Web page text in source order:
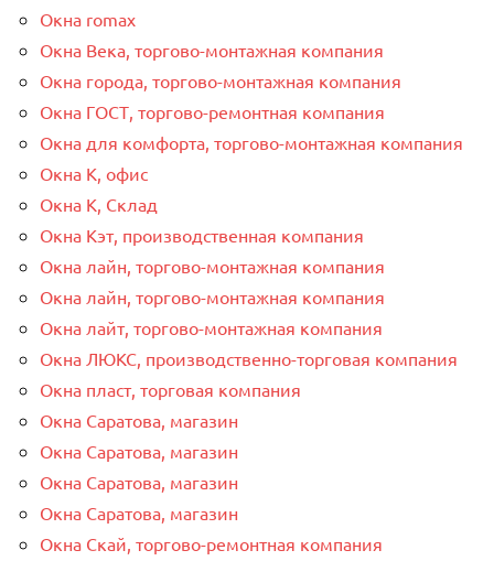
Окна romax
Окна Века, торгово-монтажная компания
Окна города, торгово-монтажная компания
Окна ГОСТ, торгово-ремонтная компания
Окна для комфорта, торгово-монтажная компания
Окна К, офис
Окна К, Склад
Окна Кэт, производственная компания
Окна лайн, торгово-монтажная компания
Окна лайн, торгово-монтажная компания
Окна лайт, торгово-монтажная компания
Окна ЛЮКС, производственно-торговая компания
Окна пласт, торговая компания
Окна Саратова, магазин
Окна Саратова, магазин
Окна Саратова, магазин
Окна Саратова, магазин
Окна Скай, торгово-ремонтная компания